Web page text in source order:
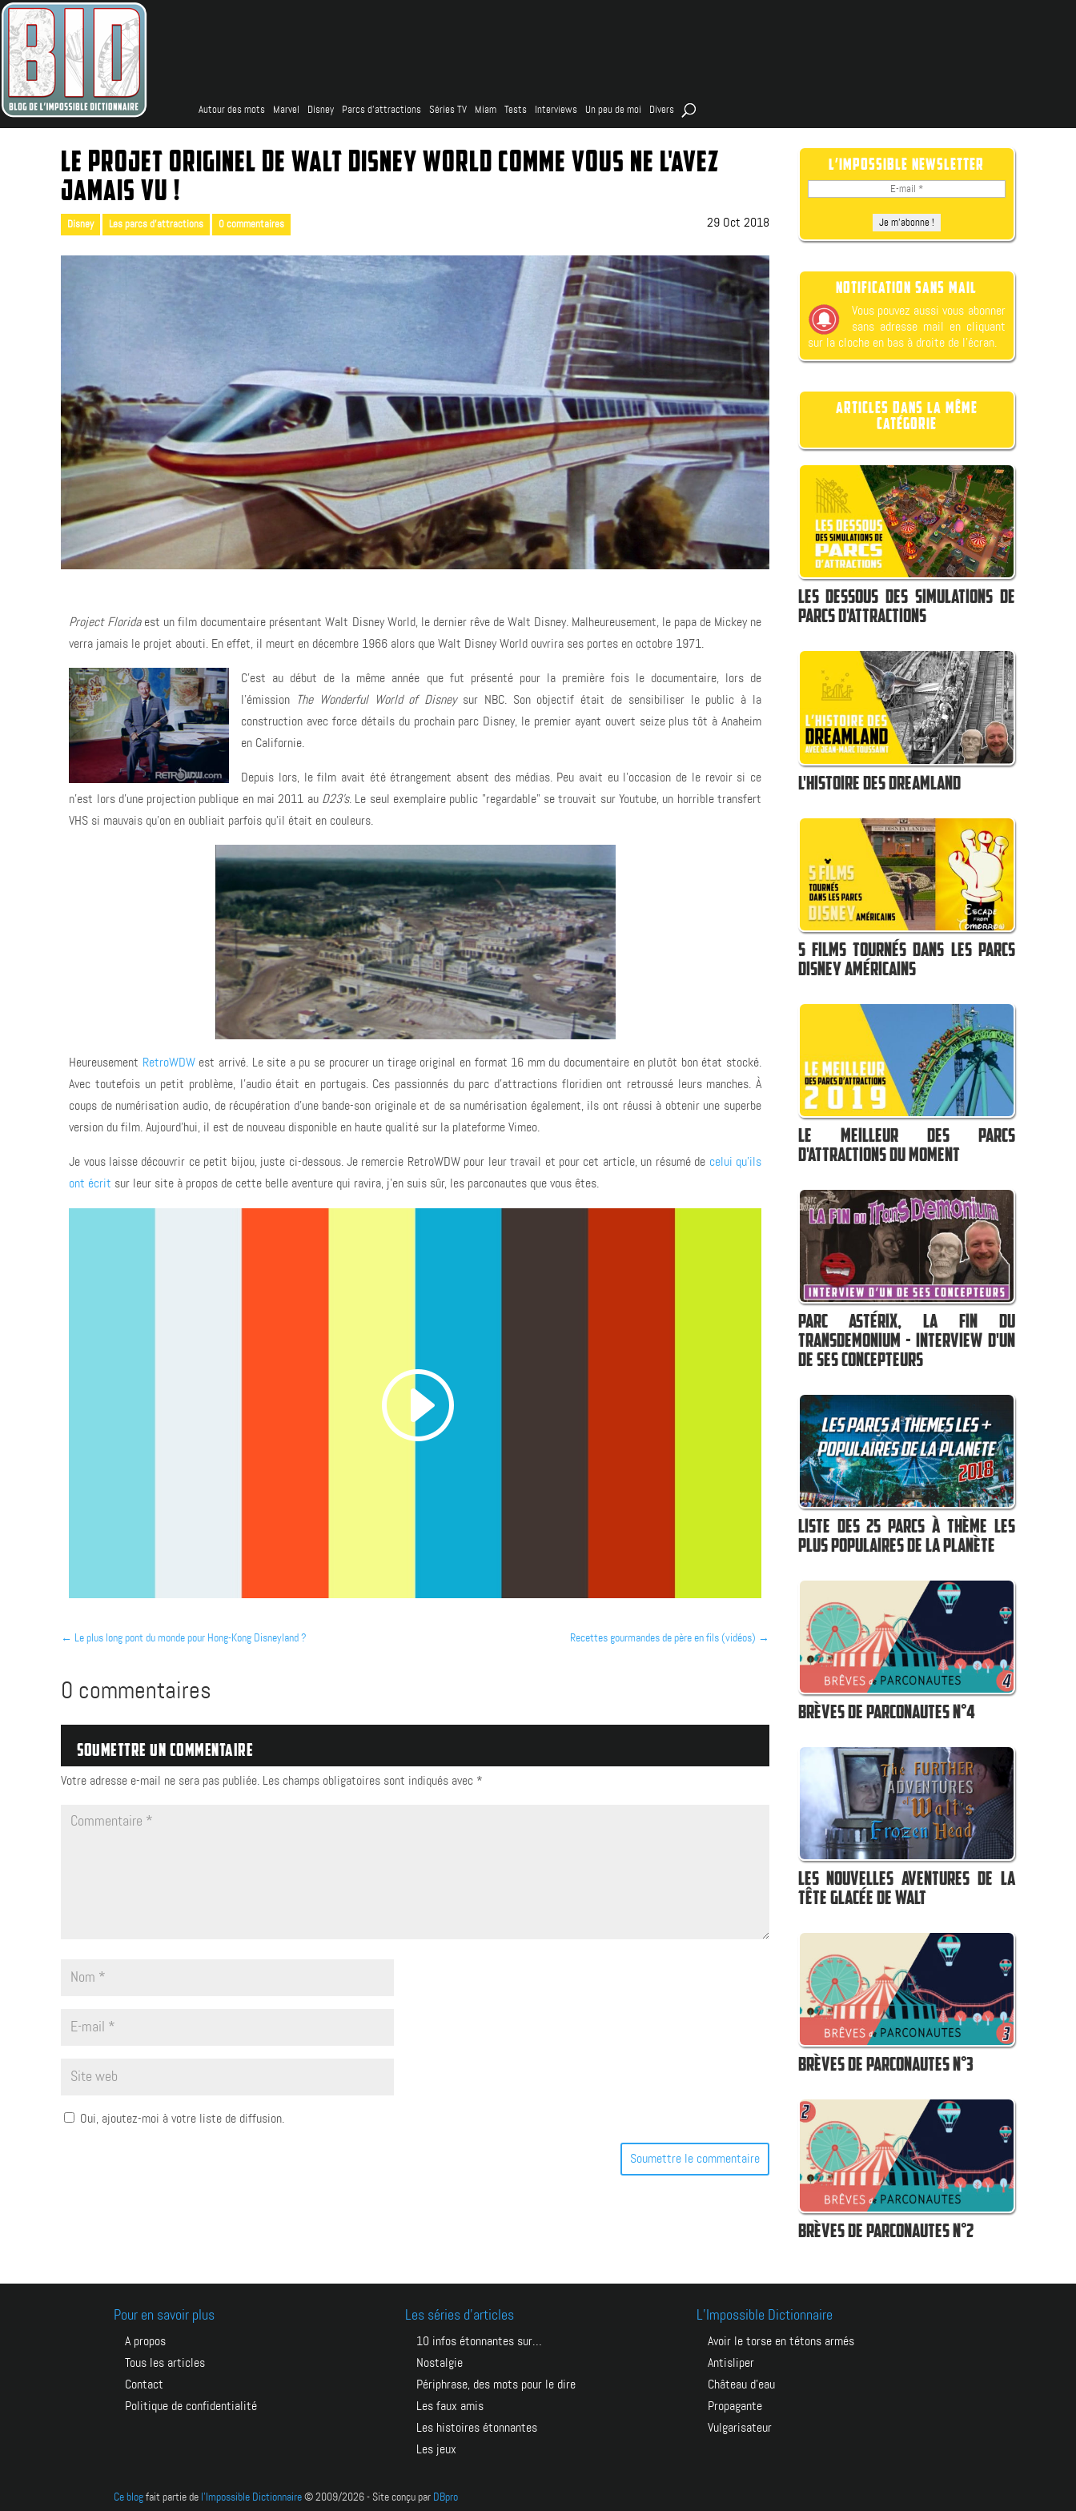
Autour des mots Marvel Disney Parcs d’attractions Séries TV Miam Tests Interviews Un peu de moi Divers
LE PROJET ORIGINEL DE WALT DISNEY WORLD COMME VOUS NE L'AVEZ
JAMAIS VU !
29 Oct 2018
Disney Les parcs d'attractions 0 commentaires
Project Floridaest un film documentaire présentant Walt Disney World, le dernier rêve de Walt Disney. Malheureusement, le papa de Mickey ne
verra jamais le projet abouti. En effet, il meurt en décembre 1966 alors que Walt Disney World ouvrira ses portes en octobre 1971.
C'est au début de la même année que fut présenté pour la première fois le documentaire, lors de
l'émission The Wonderful World of Disneysur NBC. Son objectif était de sensibiliser le public à la
construction avec force détails du prochain parc Disney, le premier ayant ouvert seize plus tôt à Anaheim
en Californie.
Depuis lors, le film avait été étrangement absent des médias. Peu avait eu l'occasion de le revoir si ce
n'est lors d'une projection publique en mai 2011 au D23's. Le seul exemplaire public "regardable" se trouvait sur Youtube, un horrible transfert
VHS si mauvais qu'on en oubliait parfois qu'il était en couleurs.
Heureusement RetroWDWest arrivé. Le site a pu se procurer un tirage original en format 16 mm du documentaire en plutôt bon état stocké.
Avec toutefois un petit problème, l'audio était en portugais. Ces passionnés du parc d'attractions floridien ont retroussé leurs manches. À
coups de numérisation audio, de récupération d'une bande-son originale et de sa numérisation également, ils ont réussi à obtenir une superbe
version du film. Aujourd'hui, il est de nouveau disponible en haute qualité sur la plateforme Vimeo.
Je vous laisse découvrir ce petit bijou, juste ci-dessous. Je remercie RetroWDW pour leur travail et pour cet article, un résumé de celui qu'ils
ont écrit sur leur site à propos de cette belle aventure qui ravira, j'en suis sûr, les parconautes que vous êtes.
← Le plus long pont du monde pour Hong-Kong Disneyland ? Recettes gourmandes de père en fils (vidéos) →
0 commentaires
SOUMETTRE UN COMMENTAIRE
Votre adresse e-mail ne sera pas publiée. Les champs obligatoires sont indiqués avec *
Oui, ajoutez-moi à votre liste de diffusion.
Soumettre le commentaire
L’IMPOSSIBLE NEWSLETTER
NOTIFICATION SANS MAIL
Vous pouvez aussi vous abonner
sans adresse mail en cliquant
sur la cloche en bas à droite de l’écran.
ARTICLES DANS LA MÊME
CATÉGORIE
LES DESSOUS DES SIMULATIONS DE
PARCS D'ATTRACTIONS
L'HISTOIRE DES DREAMLAND
5 FILMS TOURNÉS DANS LES PARCS
DISNEY AMÉRICAINS
LE MEILLEUR DES PARCS
D'ATTRACTIONS DU MOMENT
PARC ASTÉRIX, LA FIN DU
TRANSDEMONIUM - INTERVIEW D'UN
DE SES CONCEPTEURS
LISTE DES 25 PARCS À THÈME LES
PLUS POPULAIRES DE LA PLANÈTE
BRÈVES DE PARCONAUTES N°4
LES NOUVELLES AVENTURES DE LA
TÊTE GLACÉE DE WALT
BRÈVES DE PARCONAUTES N°3
BRÈVES DE PARCONAUTES N°2
Pour en savoir plus
A propos
Tous les articles
Contact
Politique de confidentialité
Les séries d’articles
10 infos étonnantes sur…
Nostalgie
Périphrase, des mots pour le dire
Les faux amis
Les histoires étonnantes
Les jeux
L’Impossible Dictionnaire
avoir le torse en tétons armés
antisliper
château d’eau
propagante
vulgarisateur
Ce blogfait partie de l'Impossible Dictionnaire© 2009/2026 - Site conçu par DBpro
Pour toujours recevoir votre petite dose de BID hebdomadaire, abonnez-vous à la